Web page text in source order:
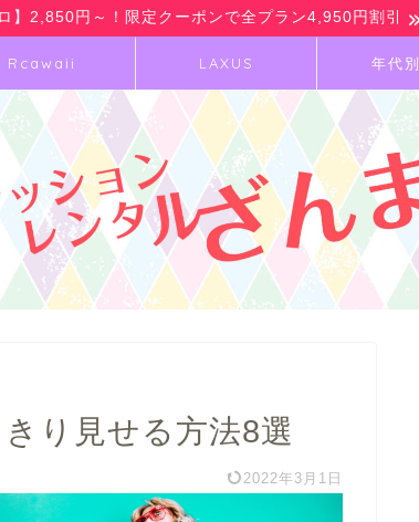
】2,850円～！限定クーポンで全プラン4,950円割引
Rcawaii LAXUS 年代別
り見せる方法8選
2022年3月1日